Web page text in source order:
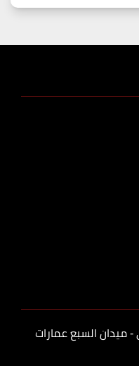
- ميدان السبع عمارات